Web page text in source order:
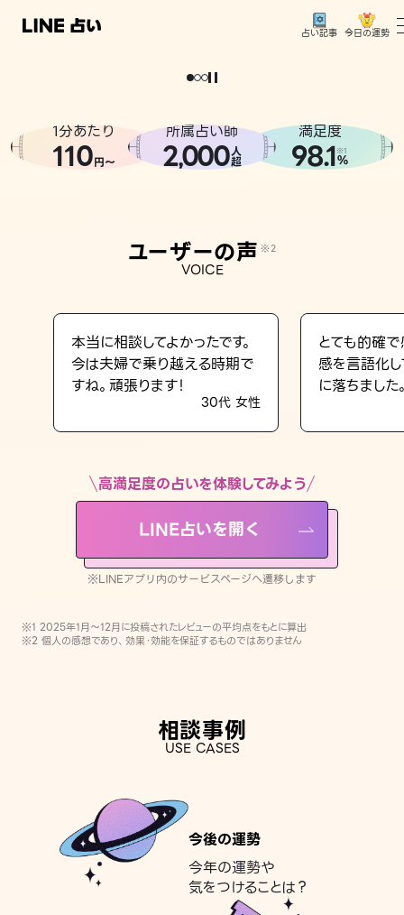
占い記事 今日の運勢
相談事例
LINE占いを開く
※LINEアプリ内のサービスページへ遷移します
どうせなら
。
1分あたり
110円〜
所属占い師
2,000人
超
満足度
98.1※1
%
ユーザーの声 ※2
VOICE
本当に相談してよかったです。
今は夫婦で乗り越える時期で
すね。頑張ります！
30代 女性
とても的確
感を言語化
に落ちました
高満足度の占いを体験してみよう
LINE占いを開く
※LINEアプリ内のサービスページへ遷移します
※1 2025年1月〜12月に投稿されたレビューの平均点をもとに算出
※2 個人の感想であり、効果・効能を保証するものではありません
相談事例
USE CASES
今後の運勢
今年の運勢や
気をつけることは？